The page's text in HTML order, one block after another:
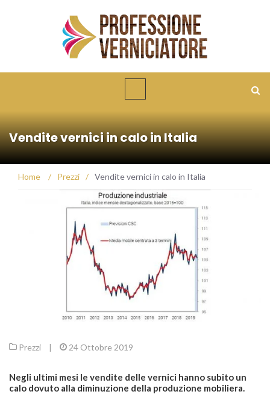
Vendite vernici in calo in Italia
Home / Prezzi / Vendite vernici in calo in Italia
Prezzi | 24 Ottobre 2019
Negli ultimi mesi le vendite delle vernici hanno subito un
calo dovuto alla diminuzione della produzione mobiliera.